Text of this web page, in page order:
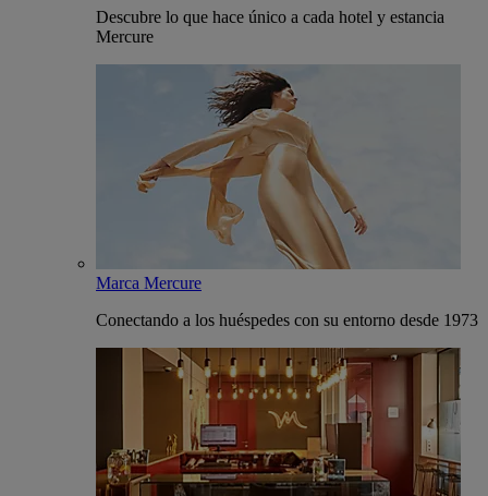
Descubre lo que hace único a cada hotel y estancia
Mercure
Marca Mercure
Conectando a los huéspedes con su entorno desde 1973